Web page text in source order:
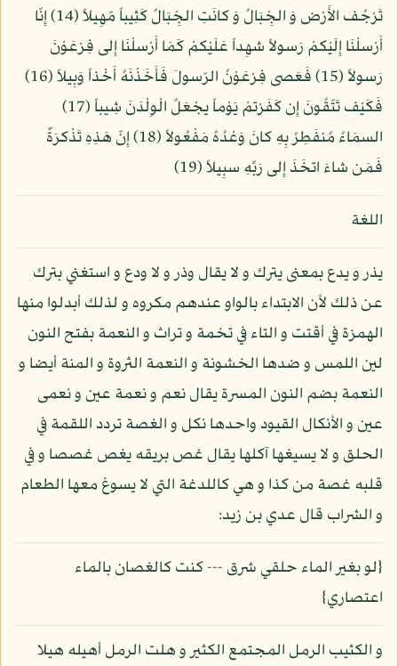
تَرْجُف الأَرْض وَ الجِْبَالُ وَ كانَتِ الجِْبَالُ كَثِيباً مّهِيلاً (14) إِنّا
أَرْسلْنَا إِلَيْكمْ رَسولاً شهِداً عَلَيْكمْ كَمَا أَرْسلْنَا إِلى فِرْعَوْنَ
رَسولاً (15) فَعَصى فِرْعَوْنُ الرّسولَ فَأَخَذْنَهُ أَخْذاً وَبِيلاً (16)
فَكَيْف تَتّقُونَ إِن كَفَرْتمْ يَوْماً يجْعَلُ الْوِلْدَنَ شِيباً (17)
السمَاءُ مُنفَطِرُ بِهِ كانَ وَعْدُهُ مَفْعُولاً (18) إِنّ هَذِهِ تَذْكرَةٌ
فَمَن شاءَ اتخَذَ إِلى رَبِّهِ سبِيلاً (19)
اللغة
يذر و يدع بمعنى يترك و لا يقال وذر و لا ودع و استغني بترك
عن ذلك لأن الابتداء بالواو عندهم مكروه و لذلك أبدلوا منها
الهمزة في أقتت و التاء في تخمة و تراث و النعمة بفتح النون
لين اللمس و ضدها الخشونة و النعمة الثروة و المنة أيضا و
النعمة بضم النون المسرة يقال نعم و نعمة عين و نعمى
عين و الأنكال القيود واحدها نكل و الغصة تردد اللقمة في
الحلق و لا يسيغها آكلها يقال غص بريقه يغص غصصا و في
قلبه غصة من كذا و هي كاللدغة التي لا يسوغ معها الطعام
و الشراب قال عدي بن زيد:
{لو بغير الماء حلقي شرق --- كنت كالغصان بالماء
اعتصاري}
و الكثيب الرمل المجتمع الكثير و هلت الرمل أهيله هيلا